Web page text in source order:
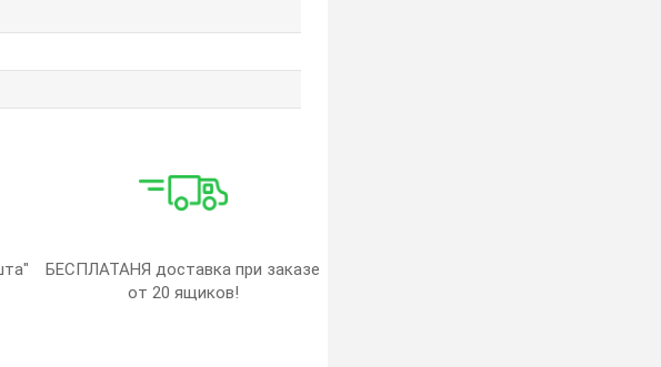
БЕСПЛАТАНЯ доставка при заказе
от 20 ящиков!